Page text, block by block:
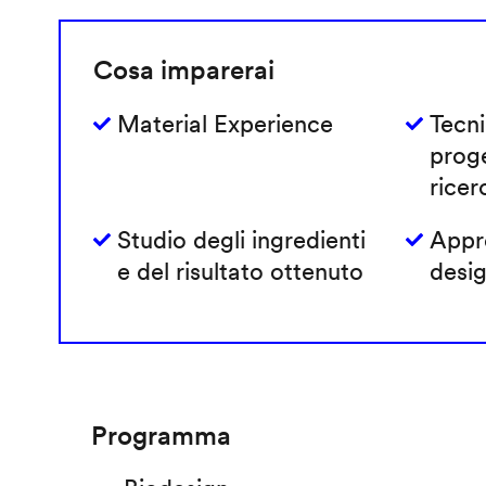
Cosa imparerai
Material Experience
Studio degli ingredienti
e del risultato ottenuto
Programma